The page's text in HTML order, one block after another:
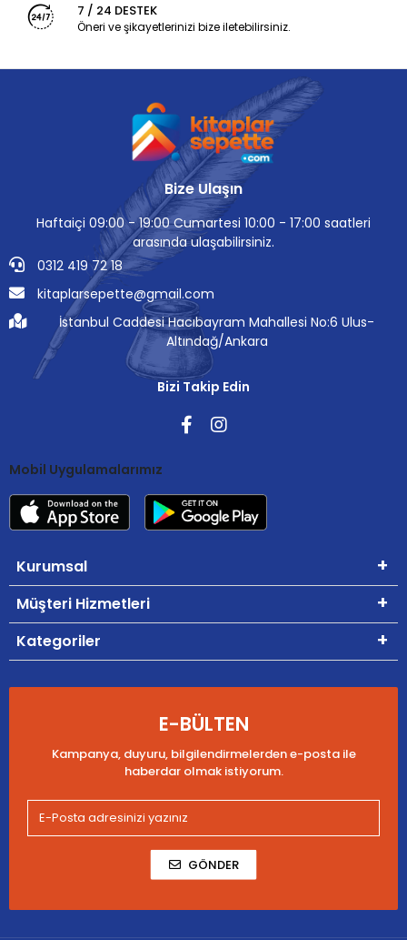
7 / 24 DESTEK
Öneri ve şikayetlerinizi bize iletebilirsiniz.
Bize Ulaşın
Haftaiçi 09:00 - 19:00 Cumartesi 10:00 - 17:00 saatleri
arasında ulaşabilirsiniz.
0312 419 72 18
kitaplarsepette@gmail.com
İstanbul Caddesi Hacıbayram Mahallesi No:6 Ulus-
Altındağ/Ankara
Bizi Takip Edin
Mobil Uygulamalarımız
Kurumsal
Müşteri Hizmetleri
Kategoriler
E-BÜLTEN
Kampanya, duyuru, bilgilendirmelerden e-posta ile
haberdar olmak istiyorum.
GÖNDER